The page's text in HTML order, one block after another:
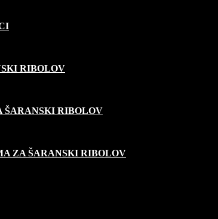
RIBOLOV
ŠARANSKI RIBOLOV
ZA ŠARANSKI RIBOLOV